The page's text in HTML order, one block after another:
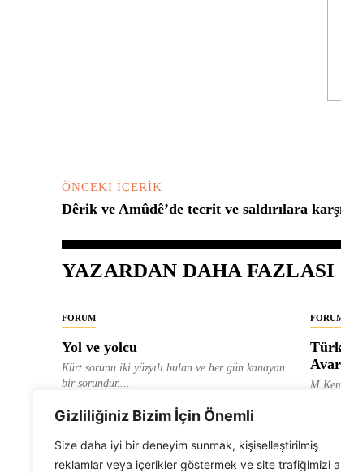
Gizliliğiniz Bizim İçin Önemli
Size daha iyi bir deneyim sunmak, kişiselleştirilmiş
reklamlar veya içerikler göstermek ve site trafiğimizi
ÖNCEKI İÇERIK
Dêrik ve Amûdê’de tecrit ve saldırılara
YAZARDAN DAHA FAZLASI
FORUM
Yol ve yolcu
Kürt sorunu iki yüzyılı bulan ve her gün kanayan
bir sorundur....
Türk
ve